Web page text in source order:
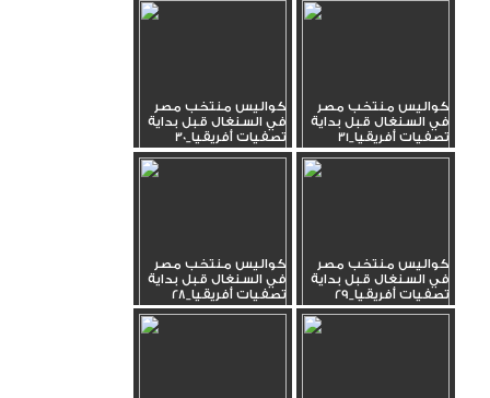
كواليس منتخب مصر
في السنغال قبل بداية
تصفيات أفريقيا_31
كواليس منتخب مصر
في السنغال قبل بداية
تصفيات أفريقيا_30
كواليس منتخب مصر
في السنغال قبل بداية
تصفيات أفريقيا_29
كواليس منتخب مصر
في السنغال قبل بداية
تصفيات أفريقيا_28